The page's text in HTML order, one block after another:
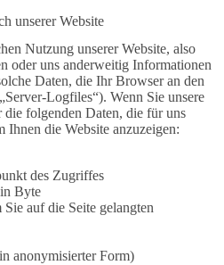
unserer Website
Nutzung unserer Website, also
oder uns anderweitig Informationen
Daten, die Ihr Browser an den
Logfiles“). Wenn Sie unsere
folgenden Daten, die für uns
Ihnen die Website anzuzeigen:
des Zugriffes
Byte
auf die Seite gelangten
anonymisierter Form)